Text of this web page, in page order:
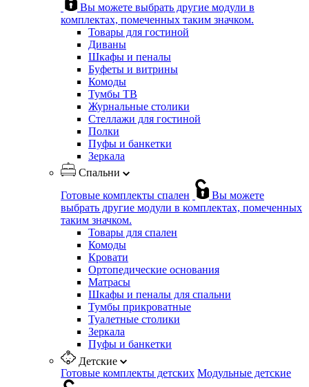
Вы можете выбрать другие модули в
комплектах, помеченных таким значком.
Товары для гостиной
Диваны
Шкафы и пеналы
Буфеты и витрины
Комоды
Тумбы ТВ
Журнальные столики
Стеллажи для гостиной
Полки
Пуфы и банкетки
Зеркала
Спальни
Готовые комплекты спален
Вы можете
выбрать другие модули в комплектах, помеченных
таким значком.
Товары для спален
Комоды
Кровати
Ортопедические основания
Матрасы
Шкафы и пеналы для спальни
Тумбы прикроватные
Туалетные столики
Зеркала
Пуфы и банкетки
Детские
Готовые комплекты детских Модульные детские